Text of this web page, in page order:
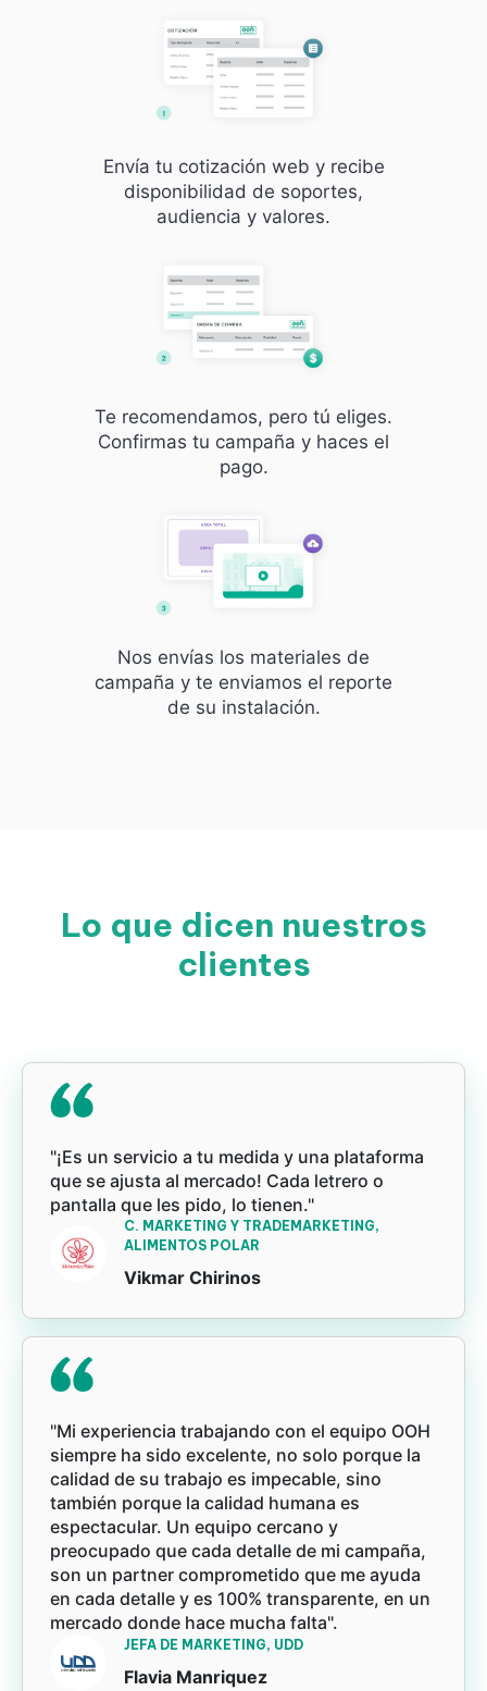
Envía tu cotización web y recibe
disponibilidad de soportes,
audiencia y valores.
Te recomendamos, pero tú eliges.
Confirmas tu campaña y haces el
pago.
Nos envías los materiales de
campaña y te enviamos el reporte
de su instalación.
Lo que dicen nuestros
clientes
"¡Es un servicio a tu medida y una plataforma
que se ajusta al mercado! Cada letrero o
pantalla que les pido, lo tienen."
C. MARKETING Y TRADEMARKETING,
ALIMENTOS POLAR
Vikmar Chirinos
"Mi experiencia trabajando con el equipo OOH
siempre ha sido excelente, no solo porque la
calidad de su trabajo es impecable, sino
también porque la calidad humana es
espectacular. Un equipo cercano y
preocupado que cada detalle de mi campaña,
son un partner comprometido que me ayuda
en cada detalle y es 100% transparente, en un
mercado donde hace mucha falta".
JEFA DE MARKETING, UDD
Flavia Manriquez